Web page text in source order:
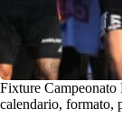
Fixture Campeonato
calendario, formato,